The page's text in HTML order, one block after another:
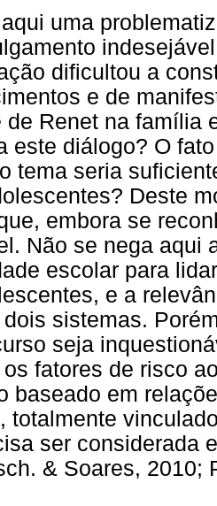
uma
dificultou a
e de
de Renet na família
este diálogo? O
tema seria
Deste
embora se
Não se nega aqui
escolar para
e a
sistemas.
seja
fatores de risco
baseado em
totalmente
ser considerada
& Soares, 2010;